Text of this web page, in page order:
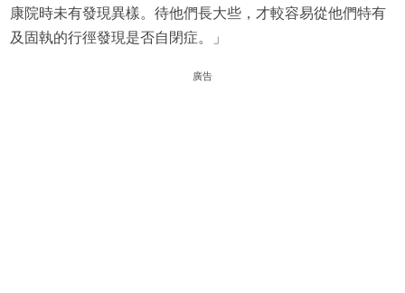
康院時未有發現異樣。待他們長大些，才較容易從他們特有
及固執的行徑發現是否自閉症。」
廣告